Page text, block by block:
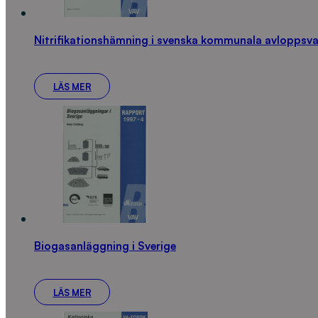
Nitrifikationshämning i svenska kommunala
LÄS MER
Biogasanläggning i Sverige
LÄS MER